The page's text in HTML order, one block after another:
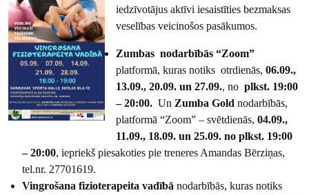
iedzīvotājus aktīvi iesaistīties bezmaksas
veselības veicinošos pasākumos.
Zumbas nodarbībās “Zoom”
platformā, kuras notiks otrdienās,06.09.,
13.09., 20.09. un 27.09., noplkst. 19:00
– 20:00. Un Zumba Gold nodarbībās,
platformā “Zoom” – svētdienās,04.09.,
11.09., 18.09. un 25.09. no plkst. 19:00
– 20:00, iepriekš piesakoties pie treneres Amandas Bērziņas,
tel.nr. 27701619.
Vingrošana fizioterapeita vadībānodarbībās, kuras notiks